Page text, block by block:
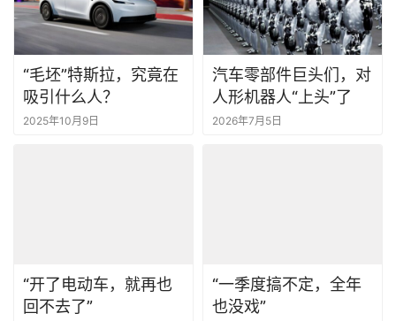
“毛坯”特斯拉，究竟在
吸引什么人？
2025年10月9日
汽车零部件巨头们，对
人形机器人“上头”了
2026年7月5日
“开了电动车，就再也
回不去了”
“一季度搞不定，全年
也没戏”